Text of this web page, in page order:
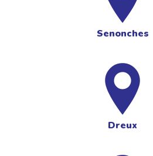
Senonches
Dreux